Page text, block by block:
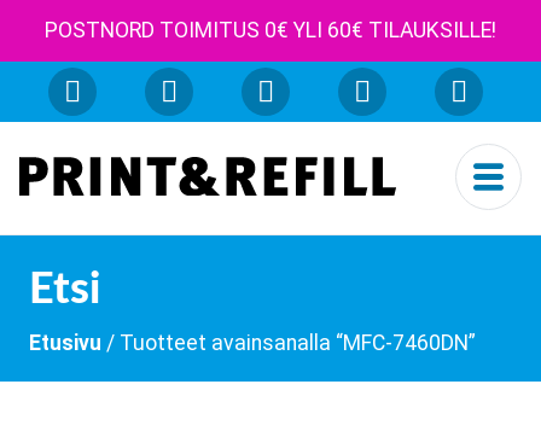
POSTNORD TOIMITUS 0€ YLI 60€ TILAUKSILLE!
Etsi
Etusivu / Tuotteet avainsanalla “MFC-7460DN”